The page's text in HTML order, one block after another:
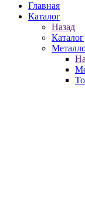
Главная
Каталог
Назад
Каталог